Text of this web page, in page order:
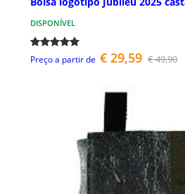
DISPONÍVEL
Preço a partir de € 29,59 € 49,90